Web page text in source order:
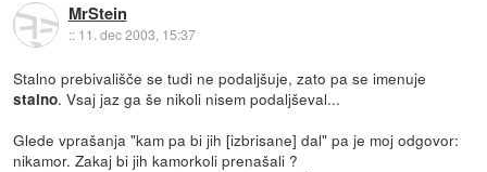
MrStein
:: 11. dec 2003, 15:37
Stalno prebivališče se tudi ne podaljšuje, zato pa se imenuje
stalno. Vsaj jaz ga še nikoli nisem podaljševal...
Glede vprašanja "kam pa bi jih [izbrisane] dal" pa je moj odgovor:
nikamor. Zakaj bi jih kamorkoli prenašali ?